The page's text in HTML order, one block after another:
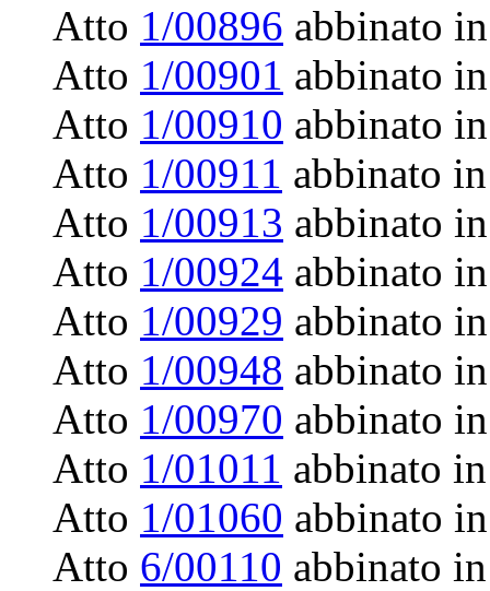
Atto 1/00896 abbinato
Atto 1/00901 abbinato
Atto 1/00910 abbinato
Atto 1/00911 abbinato
Atto 1/00913 abbinato
Atto 1/00924 abbinato
Atto 1/00929 abbinato
Atto 1/00948 abbinato
Atto 1/00970 abbinato
Atto 1/01011 abbinato
Atto 1/01060 abbinato
Atto 6/00110 abbinato